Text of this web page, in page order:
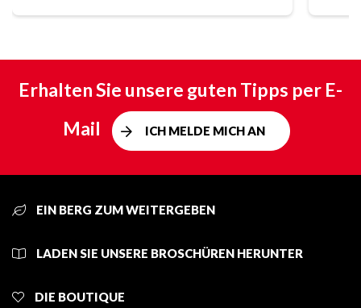
Erhalten Sie unsere guten Tipps per E-
Mail
ICH MELDE MICH AN
EIN BERG ZUM WEITERGEBEN
LADEN SIE UNSERE BROSCHÜREN HERUNTER
DIE BOUTIQUE